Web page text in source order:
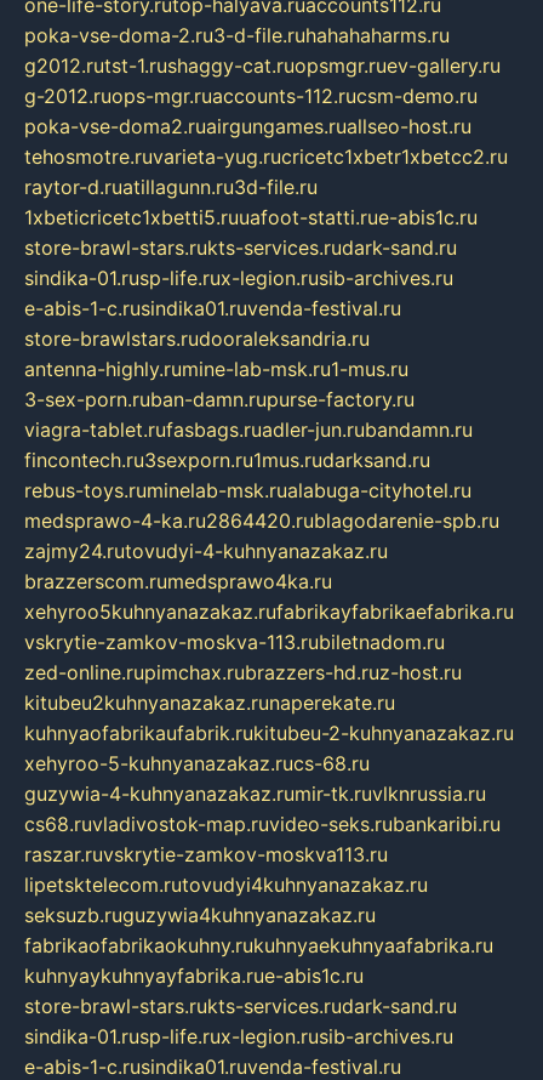
poka-vse-doma-2.ru3-d-file.ruhahahaharms.ru
g2012.rutst-1.rushaggy-cat.ruopsmgr.ruev-gallery.ru
g-2012.ruops-mgr.ruaccounts-112.rucsm-demo.ru
poka-vse-doma2.ruairgungames.ruallseo-host.ru
tehosmotre.ruvarieta-yug.rucricetc1xbetr1xbetcc2.ru
raytor-d.ruatillagunn.ru3d-file.ru
1xbeticricetc1xbetti5.ruuafoot-statti.rue-abis1c.ru
store-brawl-stars.rukts-services.rudark-sand.ru
sindika-01.rusp-life.rux-legion.rusib-archives.ru
e-abis-1-c.rusindika01.ruvenda-festival.ru
store-brawlstars.rudooraleksandria.ru
antenna-highly.rumine-lab-msk.ru1-mus.ru
3-sex-porn.ruban-damn.rupurse-factory.ru
viagra-tablet.rufasbags.ruadler-jun.rubandamn.ru
fincontech.ru3sexporn.ru1mus.rudarksand.ru
rebus-toys.ruminelab-msk.rualabuga-cityhotel.ru
medsprawo-4-ka.ru2864420.rublagodarenie-spb.ru
zajmy24.rutovudyi-4-kuhnyanazakaz.ru
brazzerscom.rumedsprawo4ka.ru
xehyroo5kuhnyanazakaz.rufabrikayfabrikaefabrika.ru
vskrytie-zamkov-moskva-113.rubiletnadom.ru
zed-online.rupimchax.rubrazzers-hd.ruz-host.ru
kitubeu2kuhnyanazakaz.runaperekate.ru
kuhnyaofabrikaufabrik.rukitubeu-2-kuhnyanazakaz.ru
xehyroo-5-kuhnyanazakaz.rucs-68.ru
guzywia-4-kuhnyanazakaz.rumir-tk.ruvlknrussia.ru
cs68.ruvladivostok-map.ruvideo-seks.rubankaribi.ru
raszar.ruvskrytie-zamkov-moskva113.ru
lipetsktelecom.rutovudyi4kuhnyanazakaz.ru
seksuzb.ruguzywia4kuhnyanazakaz.ru
fabrikaofabrikaokuhny.rukuhnyaekuhnyaafabrika.ru
kuhnyaykuhnyayfabrika.rue-abis1c.ru
store-brawl-stars.rukts-services.rudark-sand.ru
sindika-01.rusp-life.rux-legion.rusib-archives.ru
e-abis-1-c.rusindika01.ruvenda-festival.ru